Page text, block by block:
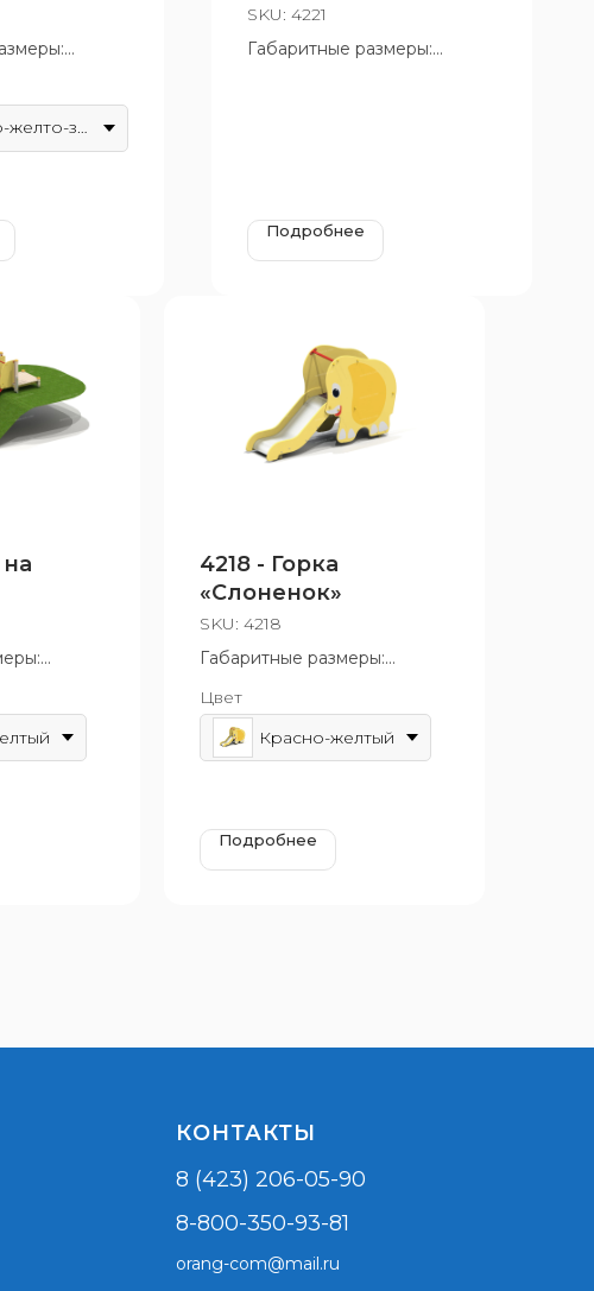
от 3 до
Красно-желто-зеленый
SKU: 4221
Габаритные размеры:
Подробнее
от 5 до
4218 - Горка
«Слоненок»
SKU: 4218
Габаритные размеры:
Возрастная группа: от 3 до 7
лет
Цвет
Красно-желтый
Подробнее
КОНТАКТЫ
8 (423) 206-05-90
8-800-350-93-81
orang-com@mail.ru